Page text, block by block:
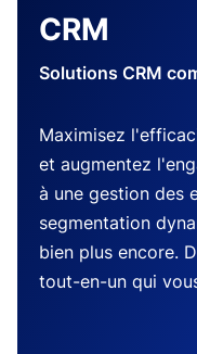
CRM
Solutions CRM
Maximisez
et augmentez
à une gestion des
segmentation
bien plus encore.
tout-en-un qui